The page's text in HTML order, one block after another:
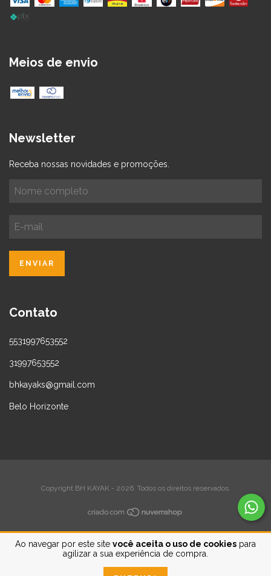
Ao navegar por este site você aceita o uso de cookies para
agilizar a sua experiência de compra.
Meios de envio
Newsletter
Receba nossas novidades e promoções.
Contato
5531997653552
31997653552
bhkayaks@gmail.com
Belo Horizonte
Copyright BH KAYAK - 2026. Todos os direitos reservados.